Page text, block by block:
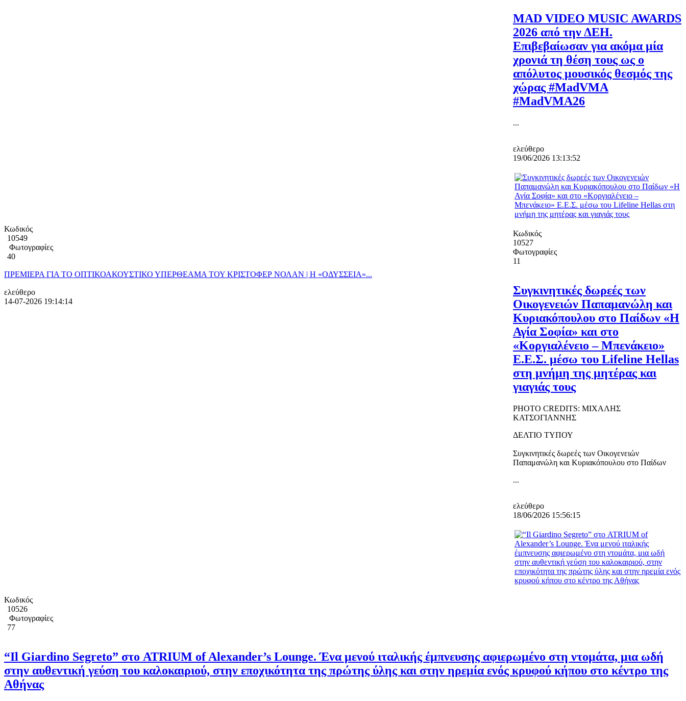
Κωδικός
10549
Φωτογραφίες
40
ΠΡΕΜΙΕΡΑ ΓΙΑ ΤΟ ΟΠΤΙΚΟΑΚΟΥΣΤΙΚΟ ΥΠΕΡΘΕΑΜΑ ΤΟΥ ΚΡΙΣΤΟΦΕΡ ΝΟΛΑΝ | Η «ΟΔΥΣΣΕΙΑ»...
ελεύθερο
14-07-2026 19:14:14
MAD VIDEO MUSIC AWARDS
2026 από την ΔΕΗ.
Επιβεβαίωσαν για ακόμα μία
χρονιά τη θέση τους ως ο
απόλυτος μουσικός θεσμός της
χώρας #MadVMA
#MadVMA26
...
ελεύθερο
19/06/2026 13:13:52
Κωδικός
10527
Φωτογραφίες
11
Συγκινητικές δωρεές των
Οικογενειών Παπαμανώλη και
Κυριακόπουλου στο Παίδων «Η
Αγία Σοφία» και στο
«Κοργιαλένειο – Μπενάκειο»
Ε.Ε.Σ. μέσω του Lifeline Hellas
στη μνήμη της μητέρας και
γιαγιάς τους
PHOTO CREDITS: ΜΙΧΑΛΗΣ
ΚΑΤΣΟΓΙΑΝΝΗΣ
ΔΕΛΤΙΟ ΤΥΠΟΥ
Συγκινητικές δωρεές των Οικογενειών
Παπαμανώλη και Κυριακόπουλου στο Παίδων
...
ελεύθερο
18/06/2026 15:56:15
Κωδικός
10526
Φωτογραφίες
77
“Il Giardino Segreto” στο ATRIUM of Alexander’s Lounge. Ένα μενού ιταλικής έμπνευσης αφιερωμένο στη ντομάτα, μια ωδή
στην αυθεντική γεύση του καλοκαιριού, στην εποχικότητα της πρώτης ύλης και στην ηρεμία ενός κρυφού κήπου στο κέντρο της
Αθήνας